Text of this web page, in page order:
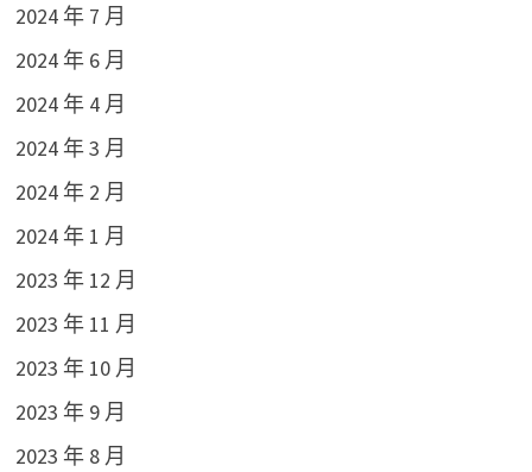
2024 年 7 月
2024 年 6 月
2024 年 4 月
2024 年 3 月
2024 年 2 月
2024 年 1 月
2023 年 12 月
2023 年 11 月
2023 年 10 月
2023 年 9 月
2023 年 8 月